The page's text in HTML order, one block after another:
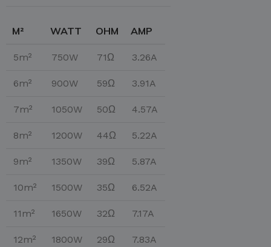
M² WATT OHM AMP
5m² 750W 71Ω 3.26A
6m² 900W 59Ω 3.91A
7m² 1050W 50Ω 4.57A
8m² 1200W 44Ω 5.22A
9m² 1350W 39Ω 5.87A
10m² 1500W 35Ω 6.52A
11m² 1650W 32Ω 7.17A
12m² 1800W 29Ω 7.83A